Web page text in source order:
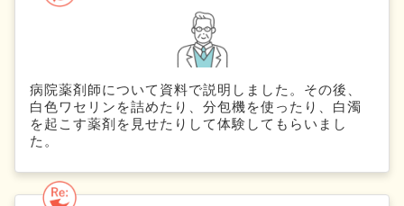
病院薬剤師について資料で説明しました。その後、
白色ワセリンを詰めたり、分包機を使ったり、白濁
を起こす薬剤を見せたりして体験してもらいまし
た。